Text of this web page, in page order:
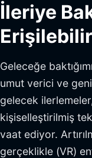
İleriye
Geleceğe
umut verici ve
gelecek
kişiselleştirilmiş
vaat ediyor.
gerçeklikle (VR)